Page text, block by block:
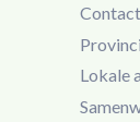
Contact
Lokale